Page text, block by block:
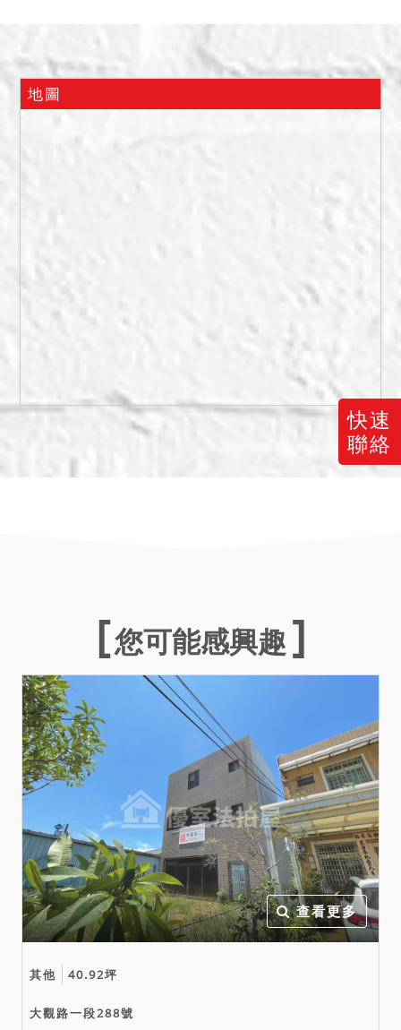
快速
聯絡
２,９１９,０００元，應買
時，以聲請應買之書狀最先
出先後者，以抽籤決定之。
院已儘量將調查所得之輻射
重漏水、火災受損、建物內
有非自然死亡或其他足以影
響交易之特殊情事等項，於
使用情形欄載明，如使用情
形欄未特別載明，即表示經
本院以現場調查等方式予以
調查後尚未發現有上開影響
交易價格之情形。惟鑑於司
法資源有限及衡平執行費用
或使用人如有積欠工程受益
費及水電、瓦斯費或管理費
用，應由拍定人自行查明後
與相關單位洽商解決。
地圖
您可能感興趣
查看更多
其他 40.92坪
大觀路一段288號